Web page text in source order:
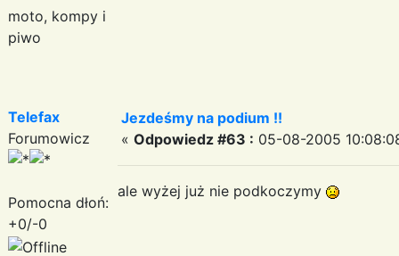
moto, kompy i
piwo
Telefax
Forumowicz
Pomocna dłoń:
+0/-0
Jezdeśmy na podium !!
« Odpowiedz #63 : 05-08-2005
ale wyżej już nie podkoczymy